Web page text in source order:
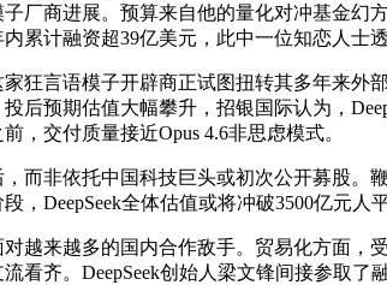
厂商进展。预算来自他的量化对冲基金幻
累计融资超39亿美元，此中一位知恋人士透
言语模子开辟商正试图扭转其多年来外部
后预期估值大幅攀升，招银国际认为，
，交付质量接近Opus 4.6非思虑模式。
非依托中国科技巨头或初次公开募股。鞭
，DeepSeek全体估值或将冲破3500亿元
来越多的国内合作敌手。贸易化方面，受
看齐。DeepSeek创始人梁文锋间接参取了